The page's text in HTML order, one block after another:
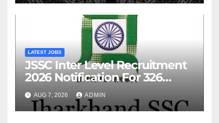
LATEST JOBS
JSSC Inter Level Recruitment
2026 Notification For 326
Posts
AUG 7, 2026 ADMIN